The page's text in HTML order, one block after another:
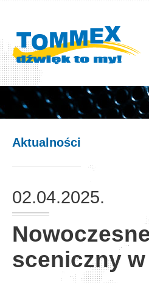
Aktualności
02.04.2025.
sceniczny